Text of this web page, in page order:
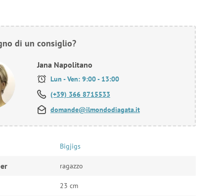
di un consiglio?
Jana Napolitano
Lun - Ven: 9:00 - 13:00
(+39) 366 8715533
domande@ilmondodiagata.it
Bigjigs
ragazzo
23 cm